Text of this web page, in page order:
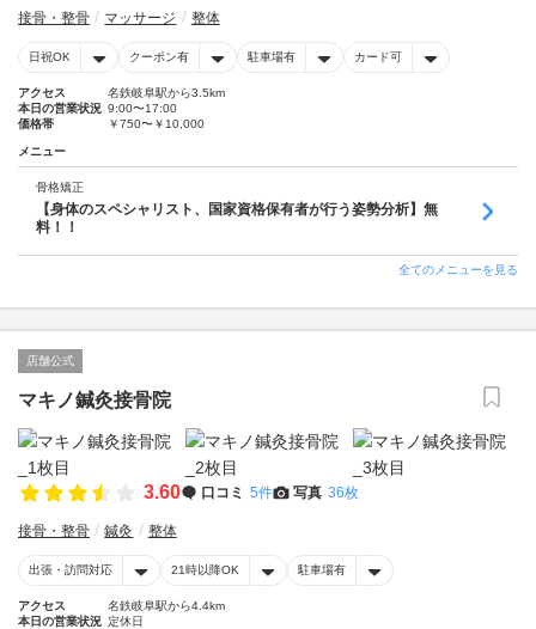
接骨・整骨 マッサージ 整体
日祝OK クーポン有 駐車場有 カード可
アクセス
名鉄岐阜駅から3.5km
本日の営業状況 9:00〜17:00
価格帯
￥750〜￥10,000
メニュー
骨格矯正
【身体のスペシャリスト、国家資格保有者が行う姿勢分析】無
料！！
全てのメニューを見る
店舗公式
マキノ鍼灸接骨院
3.60 口コミ 5件 写真 36枚
接骨・整骨 鍼灸 整体
出張・訪問対応 21時以降OK 駐車場有
アクセス
名鉄岐阜駅から4.4km
本日の営業状況 定休日